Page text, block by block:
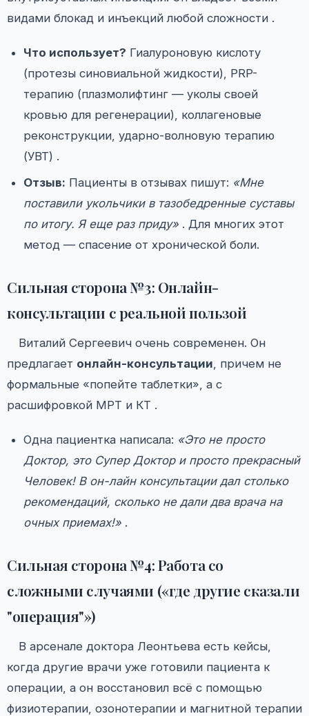
видами блокад и инъекций любой сложности .
Что использует? Гиалуроновую кислоту
(протезы синовиальной жидкости), PRP-
терапию (плазмолифтинг — уколы своей
кровью для регенерации), коллагеновые
реконструкции, ударно-волновую терапию
(УВТ) .
Отзыв: Пациенты в отзывах пишут: «Мне
поставили укольчики в тазобедренные суставы
по итогу. Я еще раз приду» . Для многих этот
метод — спасение от хронической боли.
Сильная сторона №3: Онлайн-
консультации с реальной пользой
Виталий Сергеевич очень современен. Он
предлагает онлайн-консультации, причем не
формальные «попейте таблетки», а с
расшифровкой МРТ и КТ .
Одна пациентка написала: «Это не просто
Доктор, это Супер Доктор и просто прекрасный
Человек! В он-лайн консультации дал столько
рекомендаций, сколько не дали два врача на
очных приемах!» .
Сильная сторона №4: Работа со
сложными случаями («где другие сказали
"операция"»)
В арсенале доктора Леонтьева есть кейсы,
когда другие врачи уже готовили пациента к
операции, а он восстановил всё с помощью
физиотерапии, озонотерапии и магнитной терапии